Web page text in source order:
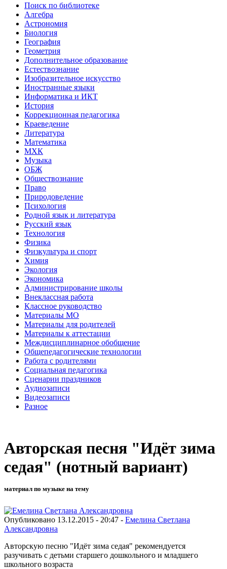
Поиск по библиотеке
Алгебра
Астрономия
Биология
География
Геометрия
Дополнительное образование
Естествознание
Изобразительное искусство
Иностранные языки
Информатика и ИКТ
История
Коррекционная педагогика
Краеведение
Литература
Математика
МХК
Музыка
ОБЖ
Обществознание
Право
Природоведение
Психология
Родной язык и литература
Русский язык
Технология
Физика
Физкультура и спорт
Химия
Экология
Экономика
Администрирование школы
Внеклассная работа
Классное руководство
Материалы МО
Материалы для родителей
Материалы к аттестации
Междисциплинарное обобщение
Общепедагогические технологии
Работа с родителями
Социальная педагогика
Сценарии праздников
Аудиозаписи
Видеозаписи
Разное
Авторская песня "Идёт зима
седая" (нотный вариант)
материал по музыке на тему
Опубликовано 13.12.2015 - 20:47 - Емелина Светлана
Александровна
Авторскую песню "Идёт зима седая" рекомендуется
разучивать с детьми старшего дошкольного и младшего
школьного возраста